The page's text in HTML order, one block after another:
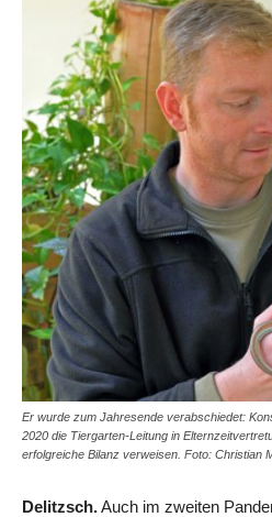
Er wurde zum Jahresende verabschiedet:
2020 die Tiergarten-Leitung in
erfolgreiche Bilanz verweisen. Foto: Christian
Delitzsch.Auch im zweiten